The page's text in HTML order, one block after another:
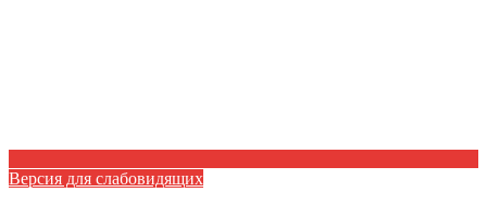
Версия для слабовидящих